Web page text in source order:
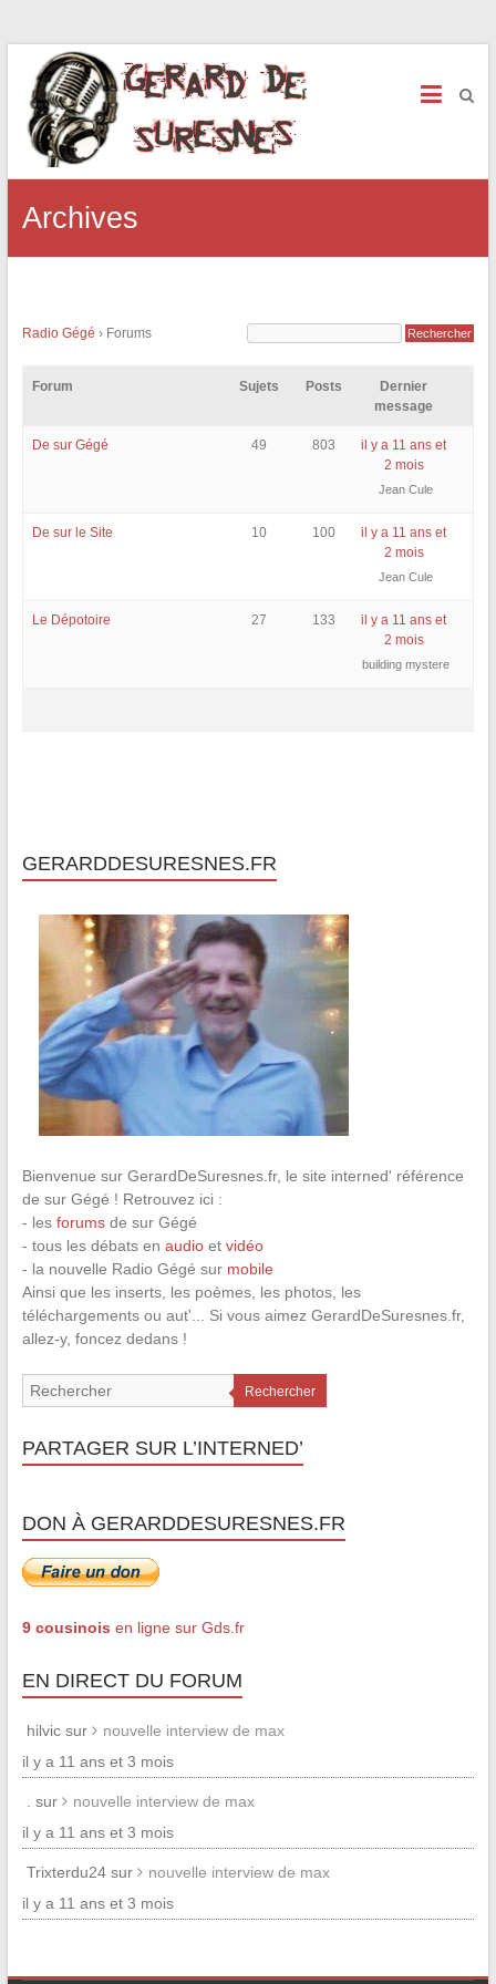
Archives
Radio Gégé › Forums
Forum Sujets Posts
Dernier
message
De sur Gégé 49 803
il y a 11 ans et
2 mois
Jean Cule
De sur le Site 10 100
il y a 11 ans et
2 mois
Jean Cule
Le Dépotoire 27 133
il y a 11 ans et
2 mois
building mystere
GERARDDESURESNES.FR
Bienvenue sur GerardDeSuresnes.fr, le site interned' référence
de sur Gégé ! Retrouvez ici :
- les forumsde sur Gégé
- tous les débats en audioet vidéo
- la nouvelle Radio Gégé sur mobile
Ainsi que les inserts, les poèmes, les photos, les
téléchargements ou aut'... Si vous aimez GerardDeSuresnes.fr,
allez-y, foncez dedans !
Rechercher
PARTAGER SUR L’INTERNED’
DON À GERARDDESURESNES.FR
9 cousinois en ligne sur Gds.fr
EN DIRECT DU FORUM
hilvic sur
nouvelle interview de max
il y a 11 ans et 3 mois
. sur
nouvelle interview de max
il y a 11 ans et 3 mois
Trixterdu24 sur
nouvelle interview de max
il y a 11 ans et 3 mois